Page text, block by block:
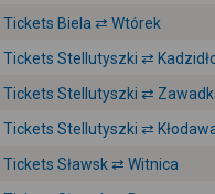
Tickets Biela ⇄ Wtórek
Tickets Stellutyszki ⇄
Tickets Stellutyszki ⇄
Tickets Stellutyszki ⇄
Tickets Sławsk ⇄ Witnica